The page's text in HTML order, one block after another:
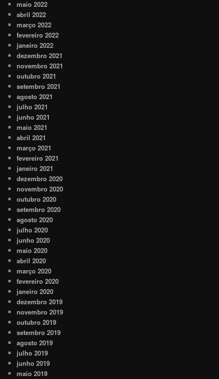
maio 2022
abril 2022
março 2022
fevereiro 2022
janeiro 2022
dezembro 2021
novembro 2021
outubro 2021
setembro 2021
agosto 2021
julho 2021
junho 2021
maio 2021
abril 2021
março 2021
fevereiro 2021
janeiro 2021
dezembro 2020
novembro 2020
outubro 2020
setembro 2020
agosto 2020
julho 2020
junho 2020
maio 2020
abril 2020
março 2020
fevereiro 2020
janeiro 2020
dezembro 2019
novembro 2019
outubro 2019
setembro 2019
agosto 2019
julho 2019
junho 2019
maio 2019